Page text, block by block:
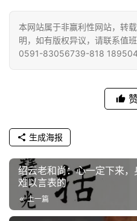
心
乐
菩
提
公
益
慈
善
佛
本网站属于非赢利性网站，转
明，如有版权异议，请联系值
0591-83056739-818
生成海报
绍云老和尚：心一定下来
难以言表的
上一篇